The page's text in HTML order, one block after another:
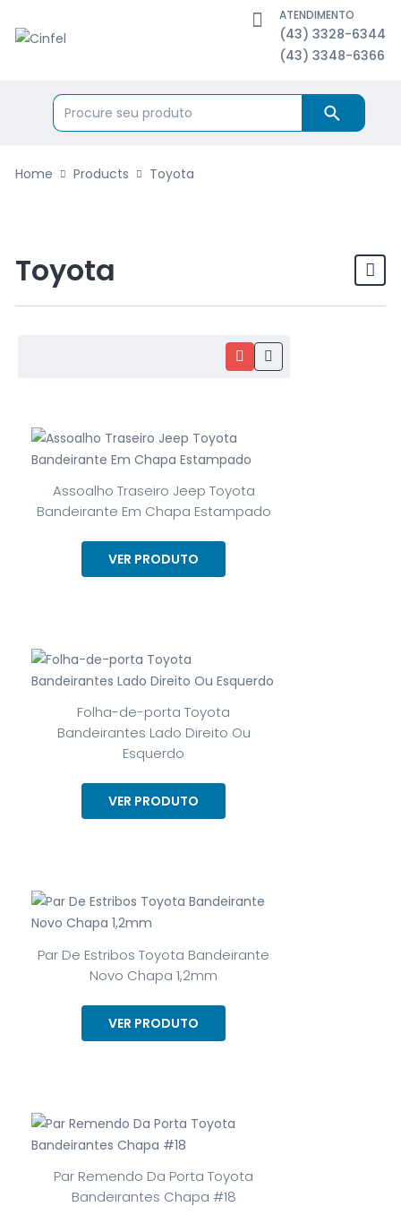
ATENDIMENTO
(43) 3328-6344
(43) 3348-6366
Home Products Toyota
Toyota
Assoalho Traseiro Jeep Toyota
Bandeirante Em Chapa Estampado
VER PRODUTO
Folha-de-porta Toyota
Bandeirantes Lado Direito Ou
Esquerdo
VER PRODUTO
Par De Estribos Toyota Bandeirante
Novo Chapa 1,2mm
VER PRODUTO
Par Remendo Da Porta Toyota
Bandeirantes Chapa #18